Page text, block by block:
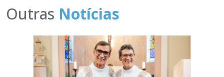
Outras Notícias